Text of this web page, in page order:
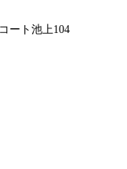
ート池上104